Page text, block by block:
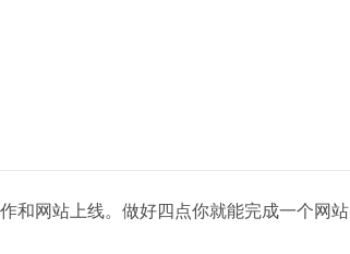
和网站上线。做好四点你就能完成一个网站